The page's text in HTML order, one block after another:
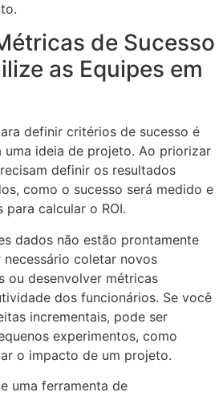
de Sucesso
as Equipes em
definir critérios de sucesso é
uma ideia de projeto. Ao priorizar
definir os resultados
como o sucesso será medido e
para calcular o ROI.
dados não estão prontamente
coletar novos
ou desenvolver métricas
dos funcionários. Se você
incrementais, pode ser
experimentos, como
o impacto de um projeto.
uma ferramenta de